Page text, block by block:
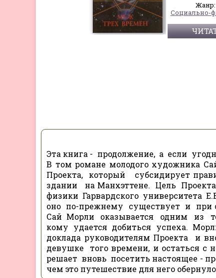
Жанр:
Эта книга - продолжение, а если
В том романе молодого художника
Проекта, который субсидирует
здании на Манхэттене. Цель
физики Гарвардского университета
оно по-прежнему существует и при
Сай Морли оказывается одним из
кому удается добиться успеха.
доклада руководителям Проекта и
девушке того времени, и остаться с
решает вновь посетить настоящее -
чем это путешествие для него